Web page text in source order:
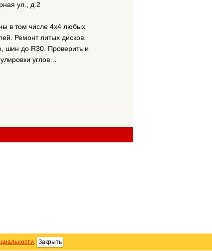
ул., д.2
в том числе 4х4 любых
Ремонт литых дисков.
шин до R30. Проверить и
углов…
. Закрыть